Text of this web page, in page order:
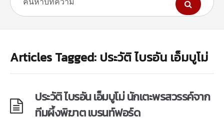
Articles Tagged: ประวัติ ไบรอัน เอ็มบูโม่
ประวัติ ไบรอัน เอ็มบูโม่ นักเตะพรสวรรค์จาก
ทีมผึ้งพิฆาต เบรนท์ฟอร์ด